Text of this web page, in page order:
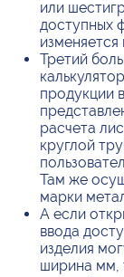
или
доступных
Третий
продукции
расчета
круглой
Там же
марки
А если
ввода
изделия
ширина мм,